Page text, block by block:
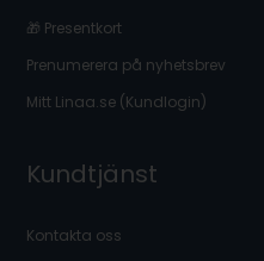
🎁 Presentkort
Prenumerera på nyhetsbrev
Mitt Linaa.se (Kundlogin)
Kundtjänst
Kontakta oss